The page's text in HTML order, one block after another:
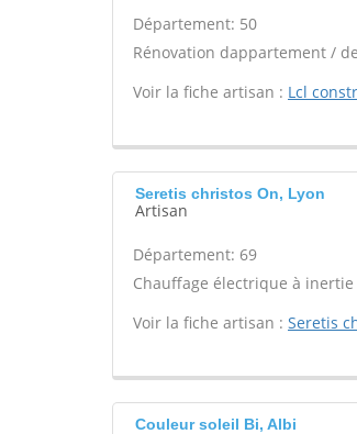
Département: 50
Rénovation dappartement /
Voir la fiche artisan : Lcl
Seretis christos On, Lyon
Artisan
Département: 69
Chauffage électrique à inertie
Voir la fiche artisan : Seretis
Couleur soleil Bi, Albi